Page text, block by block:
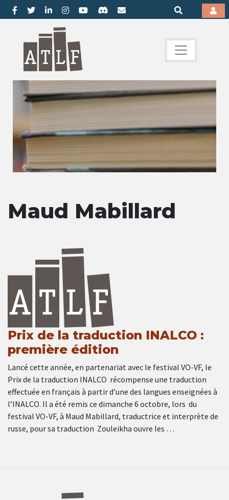
Maud Mabillard
Prix de la traduction INALCO :
première édition
Lancé cette année, en partenariat avec le festival VO-VF, le
Prix de la traduction INALCO récompense une traduction
effectuée en français à partir d’une des langues enseignées à
l’INALCO. Il a été remis ce dimanche 6 octobre, lors du
festival VO-VF, à Maud Mabillard, traductrice et interprète de
russe, pour sa traduction Zouleikha ouvre les …